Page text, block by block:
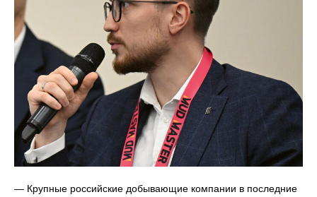
— Крупные российские добывающие компании в последние